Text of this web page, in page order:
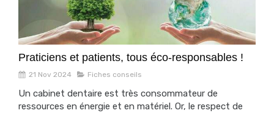
Praticiens et patients, tous éco-responsables !
21 Nov 2024 Fiches conseils
Un cabinet dentaire est très consommateur de
ressources en énergie et en matériel. Or, le respect de